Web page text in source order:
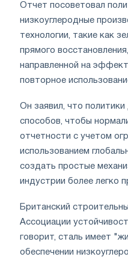
Отчет посоветовал
низкоуглеродные
технологии, такие как
прямого
направленной на
повторное
Он заявил, что
способов, чтобы
отчетности с учетом
использованием
создать простые
индустрии более легко
Британский
Ассоциации
говорит, сталь имеет
обеспечении